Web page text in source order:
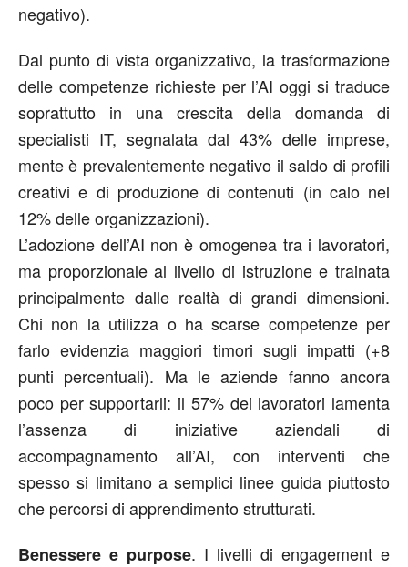
negativo).
Dal punto di vista organizzativo, la trasformazione
delle competenze richieste per l’AI oggi si traduce
soprattutto in una crescita della domanda di
specialisti IT, segnalata dal 43% delle imprese,
mente è prevalentemente negativo il saldo di profili
creativi e di produzione di contenuti (in calo nel
12% delle organizzazioni).
L’adozione dell’AI non è omogenea tra i lavoratori,
ma proporzionale al livello di istruzione e trainata
principalmente dalle realtà di grandi dimensioni.
Chi non la utilizza o ha scarse competenze per
farlo evidenzia maggiori timori sugli impatti (+8
punti percentuali). Ma le aziende fanno ancora
poco per supportarli: il 57% dei lavoratori lamenta
l’assenza di iniziative aziendali di
accompagnamento all’AI, con interventi che
spesso si limitano a semplici linee guida piuttosto
che percorsi di apprendimento strutturati.
Benessere e purpose. I livelli di engagement e